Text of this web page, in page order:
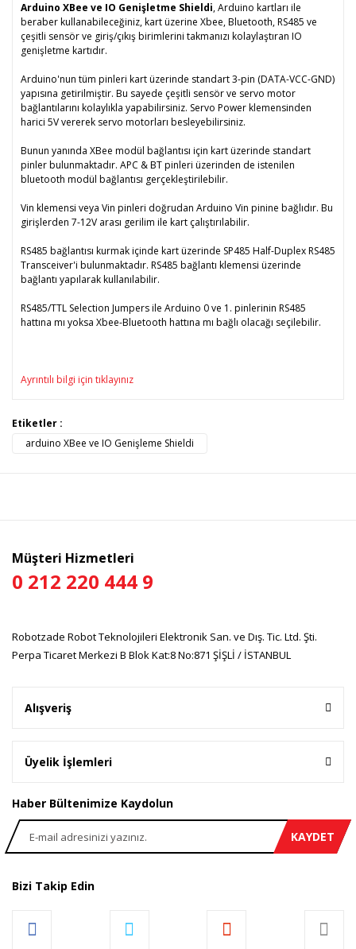
Arduino XBee ve IO Genişletme Shieldi, Arduino kartları ile
beraber kullanabileceğiniz, kart üzerine Xbee, Bluetooth, RS485 ve
çeşitli sensör ve giriş/çıkış birimlerini takmanızı kolaylaştıran IO
genişletme kartıdır.
Arduino'nun tüm pinleri kart üzerinde standart 3-pin (DATA-VCC-GND)
yapısına getirilmiştir. Bu sayede çeşitli sensör ve servo motor
bağlantılarını kolaylıkla yapabilirsiniz. Servo Power klemensinden
harici 5V vererek servo motorları besleyebilirsiniz.
Bunun yanında XBee modül bağlantısı için kart üzerinde standart
pinler bulunmaktadır. APC & BT pinleri üzerinden de istenilen
bluetooth modül bağlantısı gerçekleştirilebilir.
Vin klemensi veya Vin pinleri doğrudan Arduino Vin pinine bağlıdır. Bu
girişlerden 7-12V arası gerilim ile kart çalıştırılabilir.
RS485 bağlantısı kurmak içinde kart üzerinde SP485 Half-Duplex RS485
Transceiver'i bulunmaktadır. RS485 bağlantı klemensi üzerinde
bağlantı yapılarak kullanılabilir.
RS485/TTL Selection Jumpers ile Arduino 0 ve 1. pinlerinin RS485
hattına mı yoksa Xbee-Bluetooth hattına mı bağlı olacağı seçilebilir.
Ayrıntılı bilgi için tıklayınız
Bu ürüne ilk yorumu siz yapın!
Bu ürünün fiyat bilgisi, resim, ürün açıklamalarında ve diğer
konularda yetersiz gördüğünüz noktaları öneri formunu
kullanarak tarafımıza iletebilirsiniz.
Ürün bilgilerinde hatalar bulunuyor.
Ürün fiyatı diğer sitelerden daha pahalı.
Etiketler :
arduino XBee ve IO Genişleme Shieldi
Müşteri Hizmetleri
0 212 220 444 9
Robotzade Robot Teknolojileri Elektronik San. ve Dış. Tic. Ltd. Şti.
Perpa Ticaret Merkezi B Blok Kat:8 No:871 ŞİŞLİ / İSTANBUL
Alışveriş
Üyelik İşlemleri
Haber Bültenimize Kaydolun
KAYDET
Bizi Takip Edin